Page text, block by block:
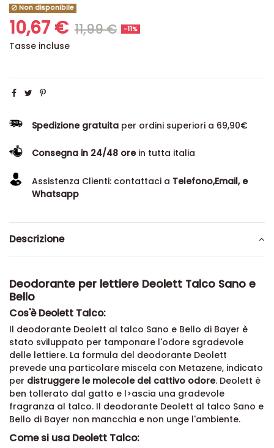
Non disponibile
10,67 € 11,99 € -11%
Tasse incluse
Spedizione gratuita per ordini superiori a 69,90€
Consegna in 24/48 orein tutta italia
Assistenza Clienti: contattaci a Telefono,Email, e
Whatsapp
Descrizione
Deodorante per lettiere Deolett Talco Sano e
Bello
Cos'è Deolett Talco:
Il deodorante Deolett al talco Sano e Bello di Bayer è
stato sviluppato per tamponare l'odore sgradevole
delle lettiere. La formula del deodorante Deolett
prevede una particolare miscela con Metazene, indicato
per distruggere le molecole del cattivo odore. Deolett è
ben tollerato dal gatto e l>ascia una gradevole
fragranza al talco. Il deodorante Deolett al talco Sano e
Bello di Bayer non mancchia e non unge l'ambiente.
Come si usa Deolett Talco: